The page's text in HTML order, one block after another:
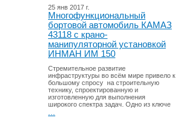
25 янв 2017 г.
Многофункциональный
бортовой автомобиль КАМАЗ
43118 с крано-
манипуляторной установкой
ИНМАН ИМ 150
Стремительное развитие
инфраструктуры во всём мире привело к
большому спросу на строительную
технику, спроектированную и
изготовленную для выполнения
широкого спектра задач. Одно из ключе
...